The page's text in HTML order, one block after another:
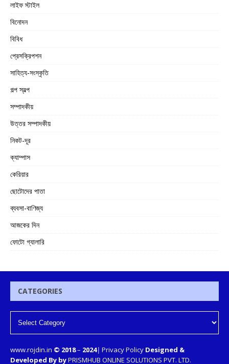
লাইফ স্টাইল
বিনোদন
বিবিধ
প্রেসক্রিপশন
সাহিত্য-সংস্কৃতি
গল্প স্বল্প
সম্পাদকীয়
উত্তর সম্পাদকীয়
নিকট-দূর
ক্যাম্পাস
কেরিয়ার
ছোটোদের পাতা
ব্যবসা-বাণিজ্য
আজকের দিন
ফোটো গ্যালারি
CATEGORIES
www.rojdin.in © 2018– 2024| Privacy Policy Designed &
Developed By byPRISMHUB ONLINE SOLUTIONS PVT. LTD.